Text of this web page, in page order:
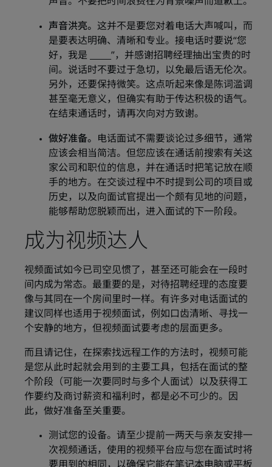
声音洪亮。
这并不是要您对着电话大声喊叫，而
是要表达明确、清晰和专业。接电话时要说“您
好，我是 _____”，并感谢招聘经理抽出宝贵的时
间。说话时不要过于急切，以免最后语无伦次。
另外，还要保持微笑。这点听起来像是陈词滥调
甚至毫无意义，但确实有助于传达积极的语气。
在结束通话时，请再次向对方致谢。
做好准备。
电话面试不需要谈论过多细节，通常
应该会相当简洁。但您应该在通话前搜索有关这
家公司和职位的信息，并在通话时把笔记放在顺
手的地方。在交谈过程中不时提到公司的项目或
历史，以及向面试官提出一个颇有见地的问题，
能够帮助您脱颖而出，进入面试的下一阶段。
成为视频达人
视频面试如今已司空见惯了，甚至还可能会在一段时
间内成为常态。最重要的是，对待招聘经理的态度要
像与其同在一个房间里时一样。有许多对电话面试的
建议同样也适用于视频面试，例如口齿清晰、寻找一
个安静的地方，但视频面试要考虑的层面更多。
而且请记住，在探索找远程工作的方法时，视频可能
是您从此时起就会用到的主要工具，包括在面试的整
个阶段（可能一次要同时与多个人面试）以及获得工
作要约及商讨薪资和福利时，都是必不可少的。因
此，做好准备至关重要。
测试您的设备。请至少提前一两天与亲友安排一
次视频通话，使用的视频平台应与您在面试时将
要用到的相同，以确保它能在笔记本电脑或平板